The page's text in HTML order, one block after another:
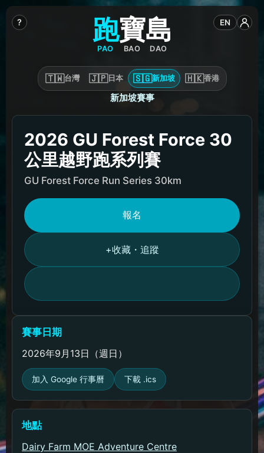
跑
PAO
寶
BAO
島
DAO
? EN
🇹🇼台灣 🇯🇵日本 🇸🇬新加坡 🇭🇰香港
新加坡賽事
2026 GU Forest Force 30
公里越野跑系列賽
GU Forest Force Run Series 30km
報名
+收藏・追蹤
賽事日期
2026年9月13日（週日）
加入 Google 行事曆 下載 .ics
地點
Dairy Farm MOE Adventure Centre